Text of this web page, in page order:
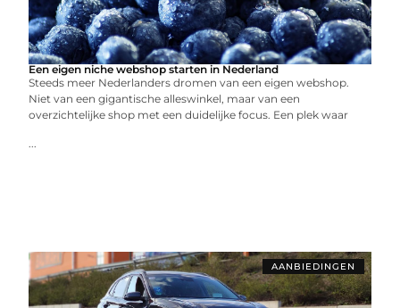
Een eigen niche webshop starten in Nederland
Steeds meer Nederlanders dromen van een eigen webshop.
Niet van een gigantische alleswinkel, maar van een
overzichtelijke shop met een duidelijke focus. Een plek waar
...
AANBIEDINGEN